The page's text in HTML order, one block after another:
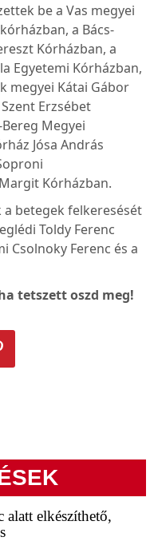
be a Vas megyei
a Bács-
Kórházban, a
Egyetemi Kórházban,
megyei Kátai Gábor
Erzsébet
Megyei
Jósa András
Kórházban.
betegek felkeresését
Toldy Ferenc
Csolnoky Ferenc és a
tetszett oszd meg!
alatt elkészíthető,